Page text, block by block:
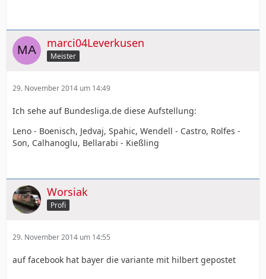
marci04Leverkusen
Meister
29. November 2014 um 14:49
Ich sehe auf Bundesliga.de diese Aufstellung:
Leno - Boenisch, Jedvaj, Spahic, Wendell - Castro, Rolfes -
Son, Calhanoglu, Bellarabi - Kießling
Worsiak
Profi
29. November 2014 um 14:55
auf facebook hat bayer die variante mit hilbert gepostet